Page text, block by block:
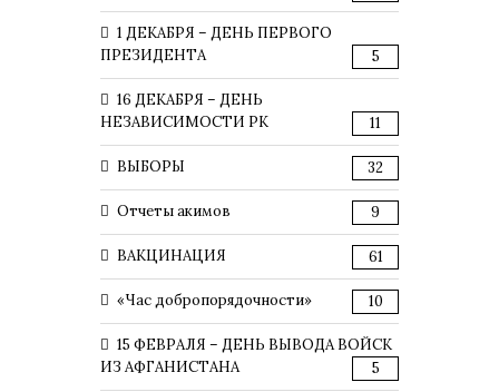
1 ДЕКАБРЯ – ДЕНЬ ПЕРВОГО
ПРЕЗИДЕНТА
5
16 ДЕКАБРЯ – ДЕНЬ
НЕЗАВИСИМОСТИ РК
11
ВЫБОРЫ 32
Отчеты акимов 9
ВАКЦИНАЦИЯ 61
«Час добропорядочности» 10
15 ФЕВРАЛЯ – ДЕНЬ ВЫВОДА ВОЙСК
ИЗ АФГАНИСТАНА
5